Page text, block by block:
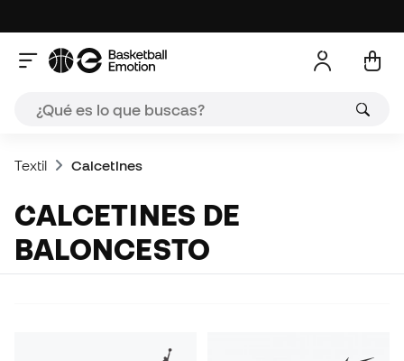
Textil Calcetines
CALCETINES DE
BALONCESTO